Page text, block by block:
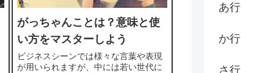
がっちゃんことは？意味と使
い方をマスターしよう
ビジネスシーンでは様々な言葉や表現
が用いられますが、中には若い世代に
あ行
か行
さ行